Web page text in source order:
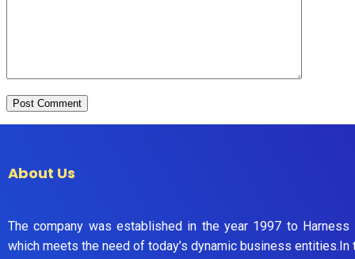
About Us
The company was established in the year 1997 to
which meets the need of today’s dynamic business